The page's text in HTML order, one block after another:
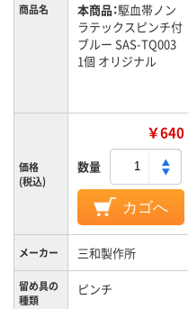
商品名 本商品：駆血帯ノン
ラテックスピンチ付
ブルー SAS-TQ003
1個 オリジナル
価格
(税込)
￥640
数量
カゴへ
メーカー 三和製作所
留め具の
種類
ピンチ